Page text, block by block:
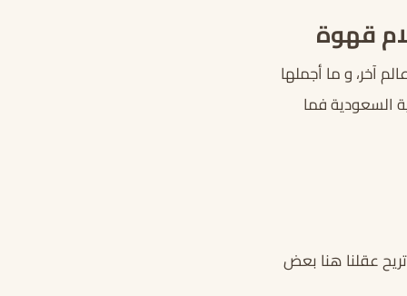
قهوة
آخر، و ما أجملها
السعودية فما
عقلنا هنا بعض